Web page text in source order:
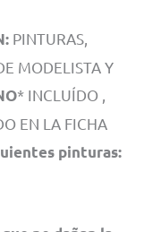
PINTURAS,
MODELISTA Y
* INCLUÍDO ,
EN LA FICHA
pinturas: